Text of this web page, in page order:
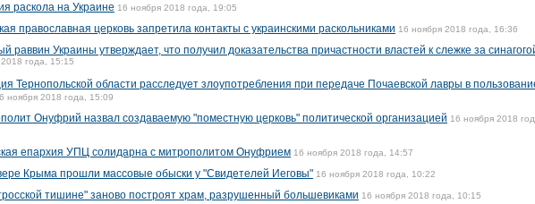
раскола на Украине 16 ноября 2018 года, 19:05
православная церковь запретила контакты с украинскими раскольниками 16 ноября 2018 года, 16:36
раввин Украины утверждает, что получил доказательства причастности властей к слежке за
года, 15:15
Тернопольской области расследует злоупотребления при передаче Почаевской лавры в
ноября 2018 года, 15:09
Онуфрий назвал создаваемую "поместную церковь" политической организацией 16 ноября 2018
епархия УПЦ солидарна с митрополитом Онуфрием 16 ноября 2018 года, 14:57
Крыма прошли массовые обыски у "Свидетелей Иеговы" 16 ноября 2018 года, 10:22
тишине" заново построят храм, разрушенный большевиками 16 ноября 2018 года, 10:15